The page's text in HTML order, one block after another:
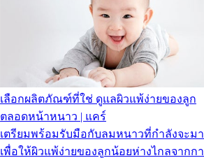
เลือกผลิตภัณฑ์ที่ใช่ ดูแลผิวแพ้ง่ายของลูก
ตลอดหน้าหนาว | แคร์
เตรียมพร้อมรับมือกับลมหนาวที่กำลังจะม
เพื่อให้ผิวแพ้ง่ายของลูกน้อยห่างไกลจากก